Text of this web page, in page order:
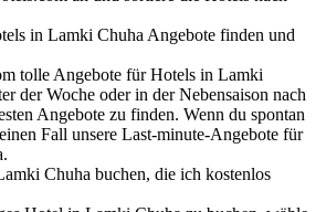
in Lamki Chuha Angebote finden und
tolle Angebote für Hotels in Lamki
der Woche oder in der Nebensaison nach
Angebote zu finden. Wenn du spontan
Fall unsere Last-minute-Angebote für
Chuha buchen, die ich kostenlos